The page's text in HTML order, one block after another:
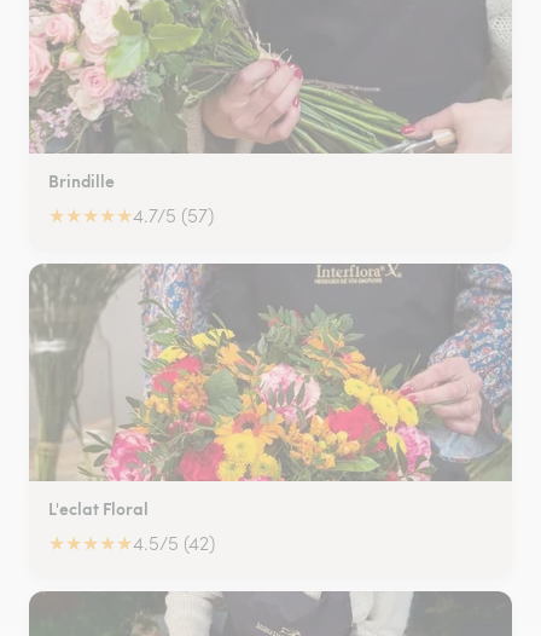
Brindille
★★★★★4.7/5 (57)
L'eclat Floral
★★★★★4.5/5 (42)